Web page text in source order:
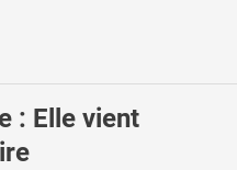
: Elle vient